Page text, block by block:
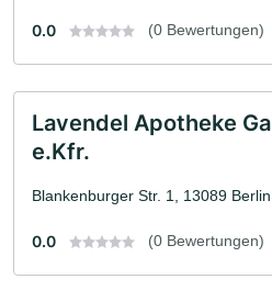
0.0 (0 Bewertungen)
Lavendel Apotheke
e.Kfr.
Blankenburger Str. 1, 13089 Berlin
0.0 (0 Bewertungen)